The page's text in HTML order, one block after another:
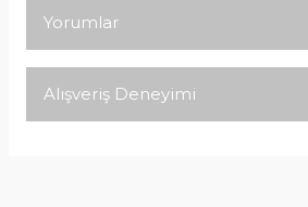
Yorumlar
Alışveriş Deneyimi